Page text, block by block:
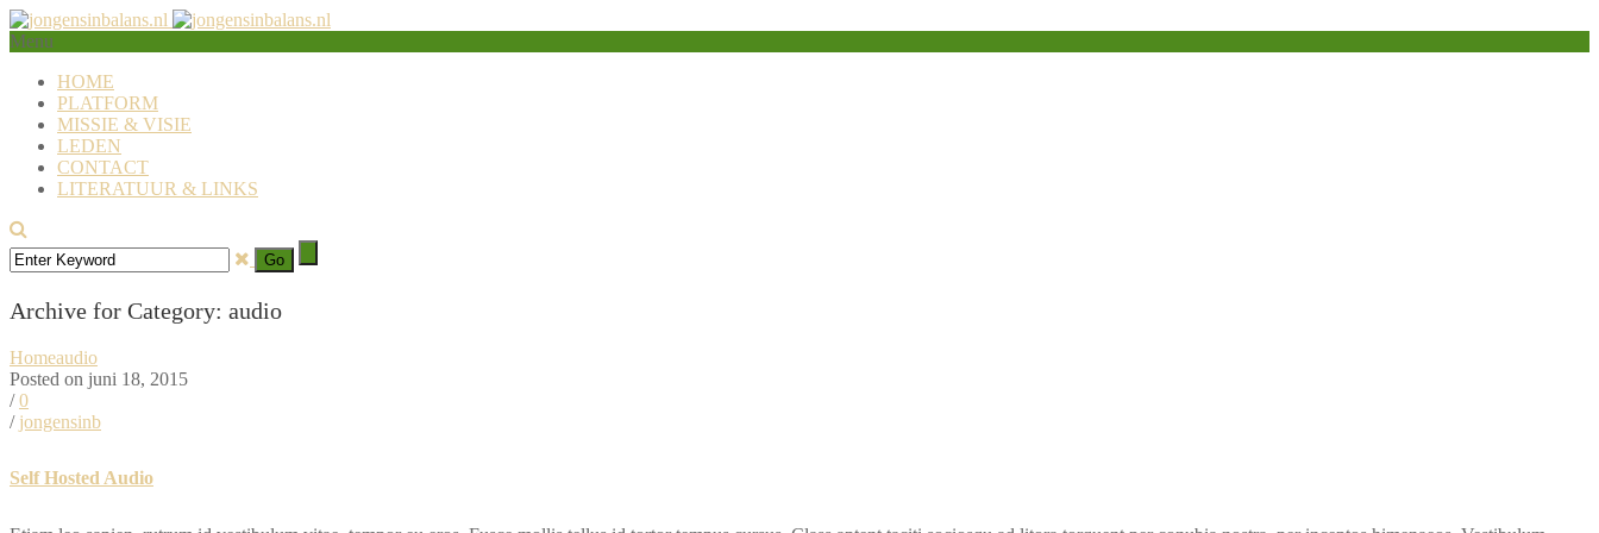
Menu
HOME
PLATFORM
MISSIE & VISIE
LEDEN
CONTACT
LITERATUUR & LINKS
Archive for Category: audio
Homeaudio
Posted on juni 18, 2015
/0
/ jongensinb
Self Hosted Audio